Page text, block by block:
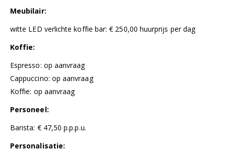
Meubilair:
witte LED verlichte koffie bar: € 250,00 huurprijs per dag
Koffie:
Espresso: op aanvraag
Cappuccino: op aanvraag
Koffie: op aanvraag
Personeel:
Barista: € 47,50 p.p.p.u.
Personalisatie: